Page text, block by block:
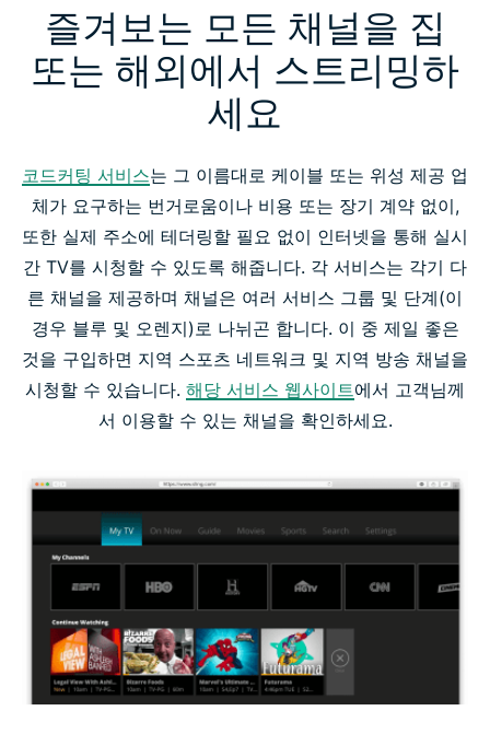
즐겨보는 모든 채널을 집
또는 해외에서 스트리밍하
세요
코드커팅 서비스는 그 이름대로 케이블 또는 위성 제공 업
체가 요구하는 번거로움이나 비용 또는 장기 계약 없이,
또한 실제 주소에 테더링할 필요 없이 인터넷을 통해 실시
간 TV를 시청할 수 있도록 해줍니다. 각 서비스는 각기 다
른 채널을 제공하며 채널은 여러 서비스 그룹 및 단계(이
경우 블루 및 오렌지)로 나뉘곤 합니다. 이 중 제일 좋은
것을 구입하면 지역 스포츠 네트워크 및 지역 방송 채널을
시청할 수 있습니다. 해당 서비스 웹사이트에서 고객님께
서 이용할 수 있는 채널을 확인하세요.